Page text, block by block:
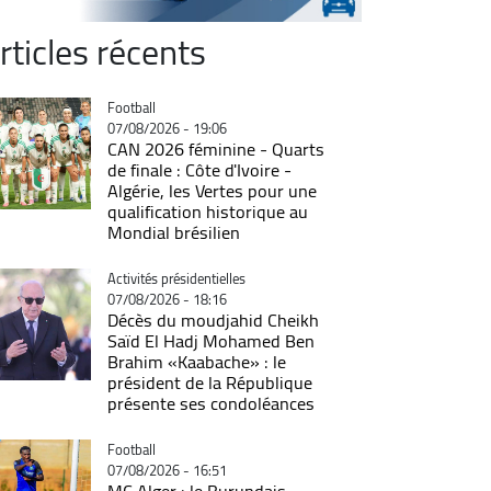
récents
Catégorie
Football
07/08/2026 - 19:06
CAN 2026 féminine - Quarts
de finale : Côte d'Ivoire -
Algérie, les Vertes pour une
qualification historique au
Mondial brésilien
Catégorie
Activités présidentielles
07/08/2026 - 18:16
Décès du moudjahid Cheikh
Saïd El Hadj Mohamed Ben
Brahim «Kaabache» : le
président de la République
présente ses condoléances
Catégorie
Football
07/08/2026 - 16:51